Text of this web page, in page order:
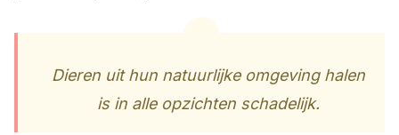
Dieren uit hun natuurlijke omgeving halen
is in alle opzichten schadelijk.